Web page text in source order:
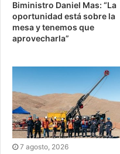
Biministro Daniel Mas: “La
oportunidad está sobre la
mesa y tenemos que
aprovecharla”
7 agosto, 2026